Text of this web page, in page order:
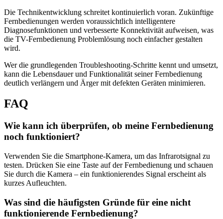
Die Technikentwicklung schreitet kontinuierlich voran. Zukünftige
Fernbedienungen werden voraussichtlich intelligentere
Diagnosefunktionen und verbesserte Konnektivität aufweisen, was
die TV-Fernbedienung Problemlösung noch einfacher gestalten
wird.
Wer die grundlegenden Troubleshooting-Schritte kennt und umsetzt,
kann die Lebensdauer und Funktionalität seiner Fernbedienung
deutlich verlängern und Ärger mit defekten Geräten minimieren.
FAQ
Wie kann ich überprüfen, ob meine Fernbedienung
noch funktioniert?
Verwenden Sie die Smartphone-Kamera, um das Infrarotsignal zu
testen. Drücken Sie eine Taste auf der Fernbedienung und schauen
Sie durch die Kamera – ein funktionierendes Signal erscheint als
kurzes Aufleuchten.
Was sind die häufigsten Gründe für eine nicht
funktionierende Fernbedienung?